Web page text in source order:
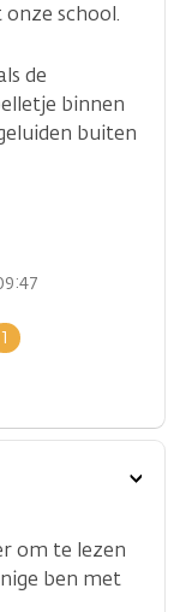
school.
de
binnen
buiten
1
om te lezen
ben met
Toon